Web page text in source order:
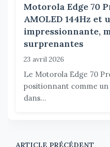
Motorola Edge 70
AMOLED 144Hz et
impressionnante,
surprenantes
23 avril 2026
Le Motorola Edge 70
positionnant comme
dans...
ARTICLE PRÉCÉDENT